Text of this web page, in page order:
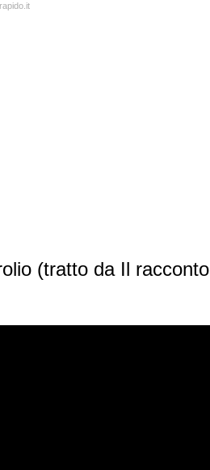
(tratto da Il racconto